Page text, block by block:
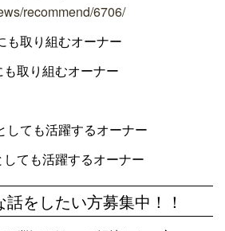
recommend/6706/
取り組むオーナー
ても活躍するオーナー
をしたい方募集中！！